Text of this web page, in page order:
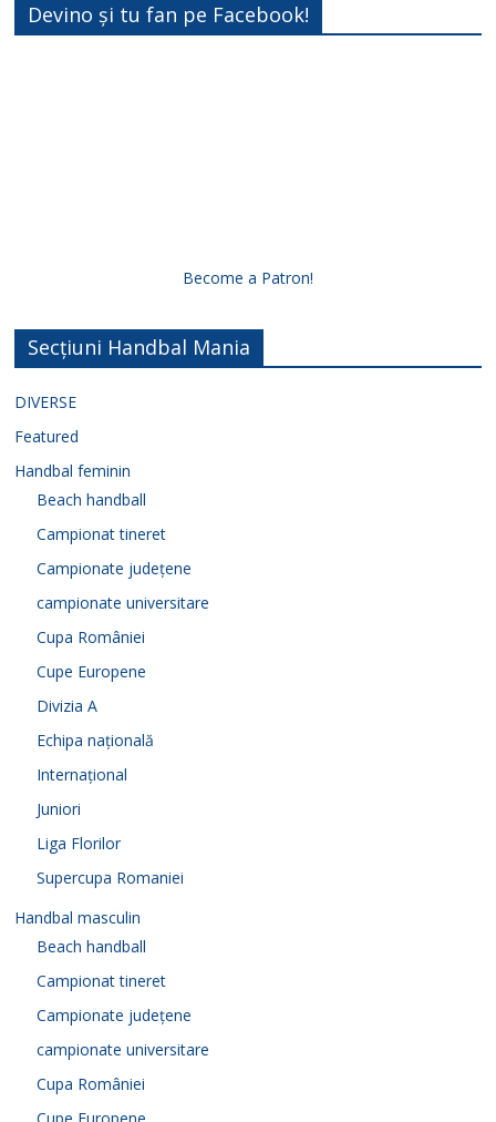
Devino și tu fan pe Facebook!
Become a Patron!
Secțiuni Handbal Mania
DIVERSE
Featured
Handbal feminin
Beach handball
Campionat tineret
Campionate județene
campionate universitare
Cupa României
Cupe Europene
Divizia A
Echipa națională
Internațional
Juniori
Liga Florilor
Supercupa Romaniei
Handbal masculin
Beach handball
Campionat tineret
Campionate județene
campionate universitare
Cupa României